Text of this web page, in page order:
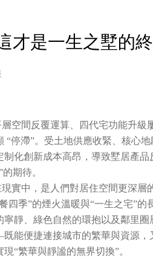
才是一生之墅的
空間反覆運算、四代宅功能升級
“停滯”。受土地供應收緊、核心
制化創新成本高昂，導致墅居產
期待。
實中，是人們對居住空間更深層
四季”的煙火溫暖與“一生之宅”
寧靜、綠色自然的環抱以及鄰里
能便捷連接城市的繁華與資源，
“繁華與靜謐的無界切換”。